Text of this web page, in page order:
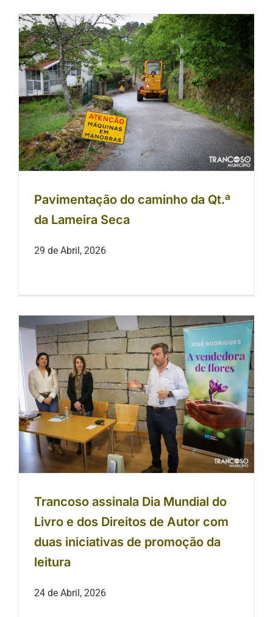
Pavimentação do caminho da Qt.ª
da Lameira Seca
Pavimentação do caminho da Qt.ª
da Lameira Seca
29 de Abril, 2026
Trancoso assinala Dia Mundial do
Livro e dos Direitos de Autor com
duas iniciativas de promoção da
leitura
Trancoso assinala Dia Mundial do
Livro e dos Direitos de Autor com
duas iniciativas de promoção da
leitura
24 de Abril, 2026